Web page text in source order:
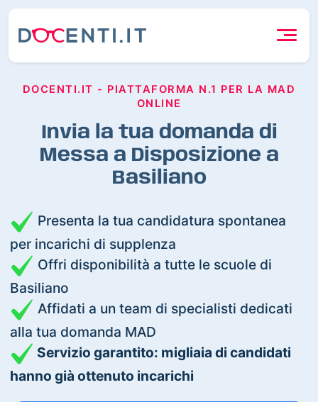
DOCENTI.IT - PIATTAFORMA N.1 PER LA MAD
ONLINE
Invia la tua domanda di
Messa a Disposizione a
Basiliano
Presenta la tua candidatura spontanea
per incarichi di supplenza
Offri disponibilità a tutte le scuole di
Basiliano
Affidati a un team di specialisti dedicati
alla tua domanda MAD
Servizio garantito: migliaia di candidati
hanno già ottenuto incarichi